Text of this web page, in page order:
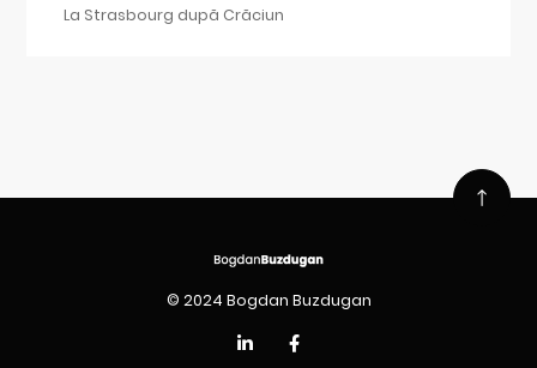
La Strasbourg după Crăciun
© 2024 Bogdan Buzdugan